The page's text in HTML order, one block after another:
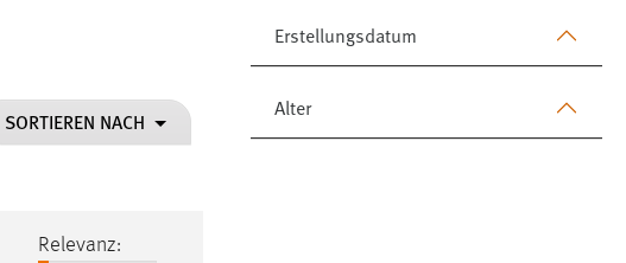
Erstellungsdatum
Alter
SORTIEREN NACH
Relevanz: